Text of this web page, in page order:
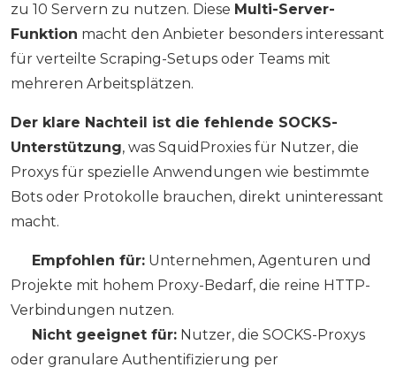
zu 10 Servern zu nutzen. Diese Multi-Server-
Funktion macht den Anbieter besonders interessant
für verteilte Scraping-Setups oder Teams mit
mehreren Arbeitsplätzen.
Der klare Nachteil ist die fehlende SOCKS-
Unterstützung, was SquidProxies für Nutzer, die
Proxys für spezielle Anwendungen wie bestimmte
Bots oder Protokolle brauchen, direkt uninteressant
macht.
Empfohlen für: Unternehmen, Agenturen und
Projekte mit hohem Proxy-Bedarf, die reine HTTP-
Verbindungen nutzen.
Nicht geeignet für: Nutzer, die SOCKS-Proxys
oder granulare Authentifizierung per